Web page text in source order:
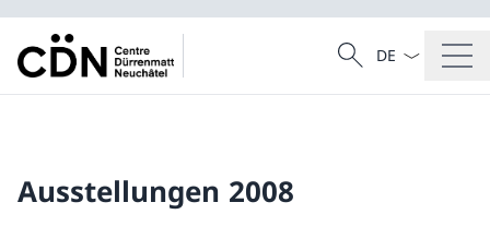
Suche
Suche
Sprach
Ausstellungen 2008